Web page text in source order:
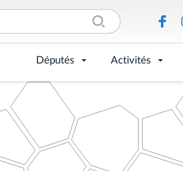
Députés Activités